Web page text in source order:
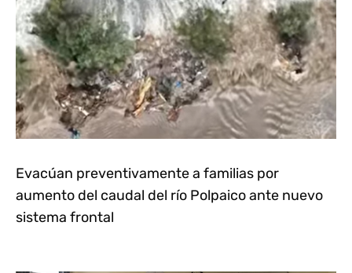
Evacúan preventivamente a familias por
aumento del caudal del río Polpaico ante nuevo
sistema frontal